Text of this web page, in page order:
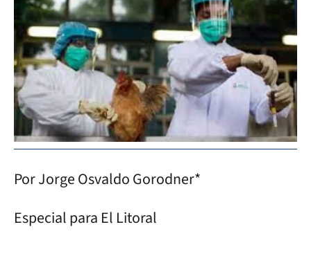
Por Jorge Osvaldo Gorodner*
Especial para El Litoral